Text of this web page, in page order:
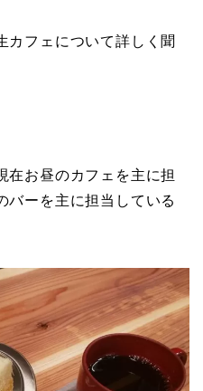
カフェについて詳しく聞
在お昼のカフェを主に担
バーを主に担当している